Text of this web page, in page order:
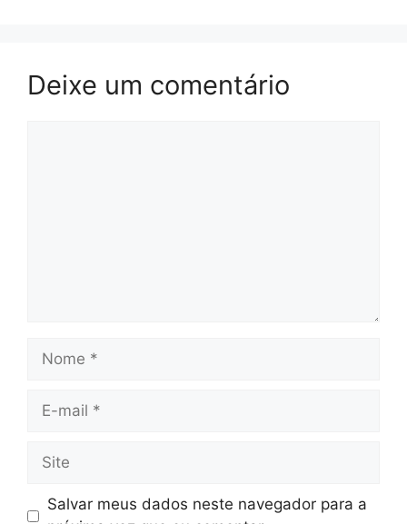
Deixe um comentário
Salvar meus dados neste navegador para a